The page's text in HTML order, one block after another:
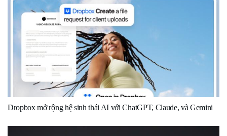
Dropbox mở rộng hệ sinh thái AI với ChatGPT, Claude, và Gemini